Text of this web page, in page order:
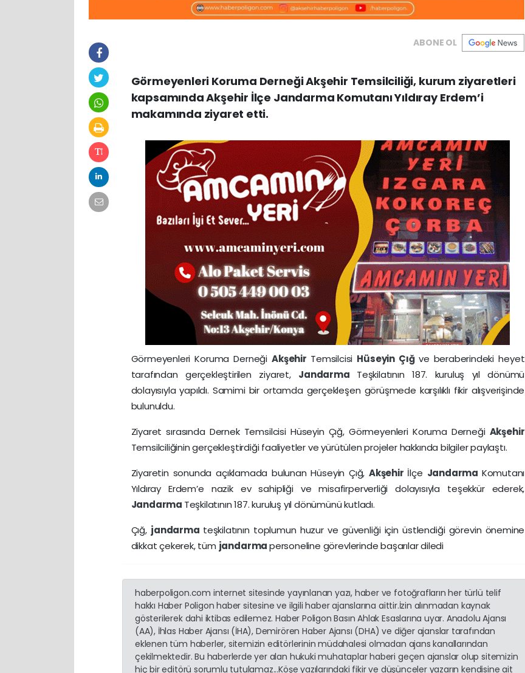
ABONE OL
Görmeyenleri Koruma Derneği Akşehir Temsilciliği, kurum ziyaretleri
kapsamında Akşehir İlçe Jandarma Komutanı Yıldıray Erdem’i
makamında ziyaret etti.
Görmeyenleri Koruma DerneğiAkşehir Temsilcisi Hüseyin Çığ ve beraberindeki heyet
tarafından gerçekleştirilen ziyaret, Jandarma Teşkilatının 187. kuruluş yıl dönümü
dolayısıyla yapıldı. Samimi bir ortamda gerçekleşen görüşmede karşılıklı fikir alışverişinde
bulunuldu.
Ziyaret sırasında Dernek Temsilcisi Hüseyin Çığ, Görmeyenleri Koruma Derneği Akşehir
Temsilciliğinin gerçekleştirdiği faaliyetler ve yürütülen projeler hakkında bilgiler paylaştı.
Ziyaretin sonunda açıklamada bulunan Hüseyin Çığ, Akşehir İlçe Jandarma Komutanı
Yıldıray Erdem’e nazik ev sahipliği ve misafirperverliği dolayısıyla teşekkür ederek,
Jandarma Teşkilatının 187. kuruluş yıl dönümünü kutladı.
Çığ, jandarma teşkilatının toplumun huzur ve güvenliği için üstlendiği görevin önemine
dikkat çekerek, tüm jandarmapersoneline görevlerinde başarılar diledi
haberpoligon.com internet sitesinde yayınlanan yazı, haber ve fotoğrafların her türlü telif
hakkı Haber Poligon haber sitesine ve ilgili haber ajanslarına aittir.İzin alınmadan kaynak
gösterilerek dahi iktibas edilemez. Haber Poligon Basın Ahlak Esaslarına uyar. Anadolu Ajansı
(AA), İhlas Haber Ajansı (İHA), Demirören Haber Ajansı (DHA) ve diğer ajanslar tarafından
eklenen tüm haberler, sitemizin editörlerinin müdahalesi olmadan ajans kanallarından
çekilmektedir. Bu haberlerde yer alan hukuki muhataplar haberi geçen ajanslar olup sitemizin
hiç bir editörü sorumlu tutulamaz...Köşe yazılarındaki fikir ve düşünceler yazarın kendisine ait